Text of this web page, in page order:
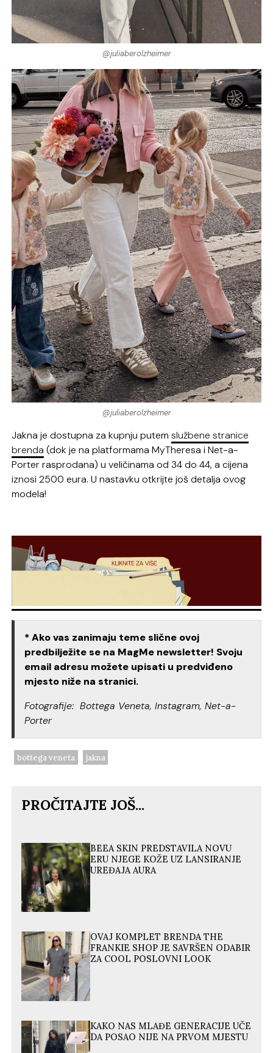
@juliaberolzheimer
@juliaberolzheimer
Jakna je dostupna za kupnju putemslužbene stranice
brenda (dok je na platformama MyTheresa i Net-a-
Porter rasprodana) u veličinama od 34 do 44, a cijena
iznosi 2500 eura. U nastavku otkrijte još detalja ovog
modela!
* Ako vas zanimaju teme slične ovoj
predbilježite se na MagMe newsletter! Svoju
email adresu možete upisati u predviđeno
mjesto niže na stranici.
Fotografije: Bottega Veneta, Instagram, Net-a-
Porter
bottega veneta jakna
PROČITAJTE JOŠ...
BEEA SKIN PREDSTAVILA NOVU
ERU NJEGE KOŽE UZ LANSIRANJE
UREĐAJA AURA
OVAJ KOMPLET BRENDA THE
FRANKIE SHOP JE SAVRŠEN ODABIR
ZA COOL POSLOVNI LOOK
KAKO NAS MLAĐE GENERACIJE UČE
DA POSAO NIJE NA PRVOM MJESTU